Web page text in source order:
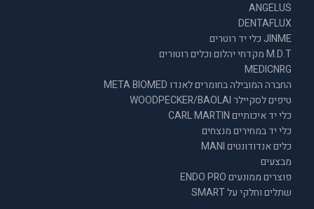
ANGELUS
DENTAFLUX
JINME כלי יד רוטרים
M.D.T מקדחי יהלום וכלים רוטורים
MEDICNRG
החברה המובילה בחומרים לאנדו META BIOMED
טיפים לסקיילר WOODPECKER/BAOLAI
כלי יד איכותיים CARL MARTIN
כלי יד במחירים מנצחים
כלים אנדודונטים MANI
מבצעים
פוצרים ממונעים ENDO PRO
שתלים וחלקי על SMART